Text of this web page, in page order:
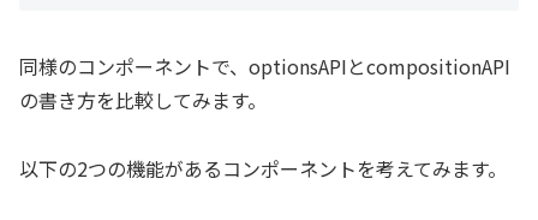
同様のコンポーネントで、optionsAPIとcompositionAPI
の書き方を比較してみます。
以下の2つの機能があるコンポーネントを考えてみます。